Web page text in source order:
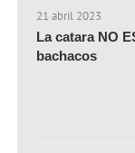
21 abril 2023
La catara NO
bachacos